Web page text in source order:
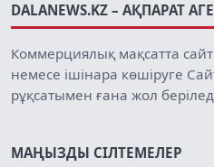
DALANEWS.KZ – АҚПАРАТ
Коммерциялық мақсатта
немесе ішінара көшіруге
рұқсатымен ғана жол
МАҢЫЗДЫ СІЛТЕМЕЛЕР